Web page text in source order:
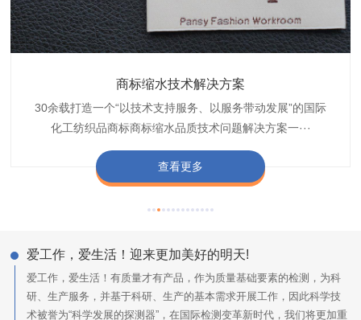
商标缩水技术解决方案
30余载打造一个“以技术支持服务、以服务带动发展”的国际
化工纺织品商标商标缩水品质技术问题解决方案一···
查看更多
织带商标防水技术解决方案
博准公司专注于织带商标防水技术解决方案30余载,励志于
纺织品商标企业打造含油量超标品质技术问题解决方···
查看更多
服装颜色不匀技术解决方案
博准是一家专注30余载设计研发织唛印唛商标、织带服装颜
色不匀品质技术问题解决方案一站式服务提供商,技···
查看更多
纺织品阻燃母粒
博准致力于成为纺织品商标阻燃母粒剂,TF-W760,TF-W760
阻燃母粒剂加工定制服务实力提供商,···
查看更多
爱工作，爱生活！迎来更加美好的明天!
爱工作，爱生活！有质量才有产品，作为质量基础要素的检测，为科
研、生产服务，并基于科研、生产的基本需求开展工作，因此科学技
术被誉为“科学发展的探测器”，在国际检测变革新时代，我们将更加重